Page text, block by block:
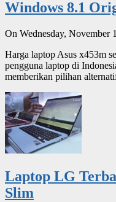
Windows 8.1
On Wednesday, November
Harga laptop Asus x453m
pengguna laptop di
memberikan pilihan
Laptop LG
Slim